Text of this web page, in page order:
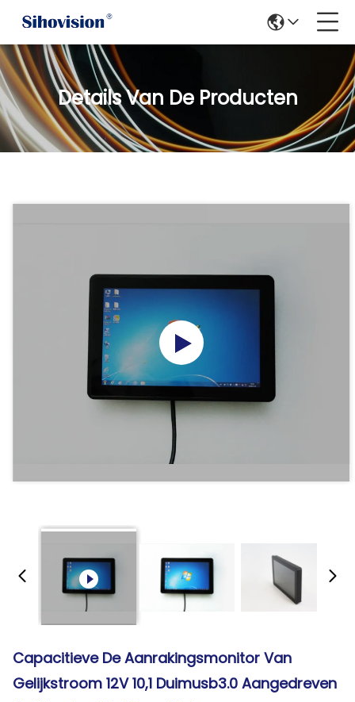
Details Van De Producten
Capacitieve De Aanrakingsmonitor Van
Gelijkstroom 12V 10,1 Duimusb3.0 Aangedreven